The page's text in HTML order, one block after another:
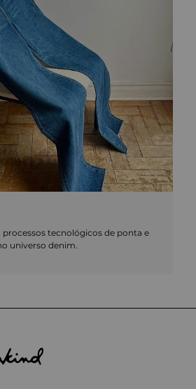
tecnológicos de ponta e
universo denim.